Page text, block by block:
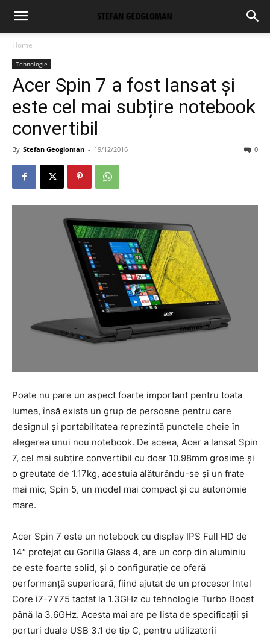
Home
Tehnologie
Acer Spin 7 a fost lansat și
este cel mai subțire notebook
convertibil
By Stefan Geogloman - 19/12/2016 0
Poate nu pare un aspect foarte important pentru toata
lumea, însă exista un grup de persoane pentru care
designul și portabilitatea reprezintă punctele cheie în
alegerea unui nou notebook. De aceea, Acer a lansat Spin
7, cel mai subțire convertibil cu doar 10.98mm grosime și
o greutate de 1.17kg, acestuia alăturându-se și un frate
mai mic, Spin 5, un model mai compact și cu autonomie
mare.
Acer Spin 7 este un notebook cu display IPS Full HD de
14″ protejat cu Gorilla Glass 4, are un corp din aluminiu
ce este foarte solid, și o configurație ce oferă
performanță superioară, fiind ajutat de un procesor Intel
Core i7-7Y75 tactat la 1.3GHz cu tehnologie Turbo Boost
până la 3.6GHz. Acesta mai are pe lista de specificații și
porturi duale USB 3.1 de tip C, pentru utilizatorii